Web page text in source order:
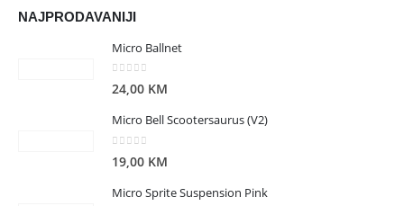
NAJPRODAVANIJI
Micro Ballnet
0 out of 5
24,00 KM
Micro Bell Scootersaurus (V2)
19,00 KM
Micro Sprite Suspension Pink